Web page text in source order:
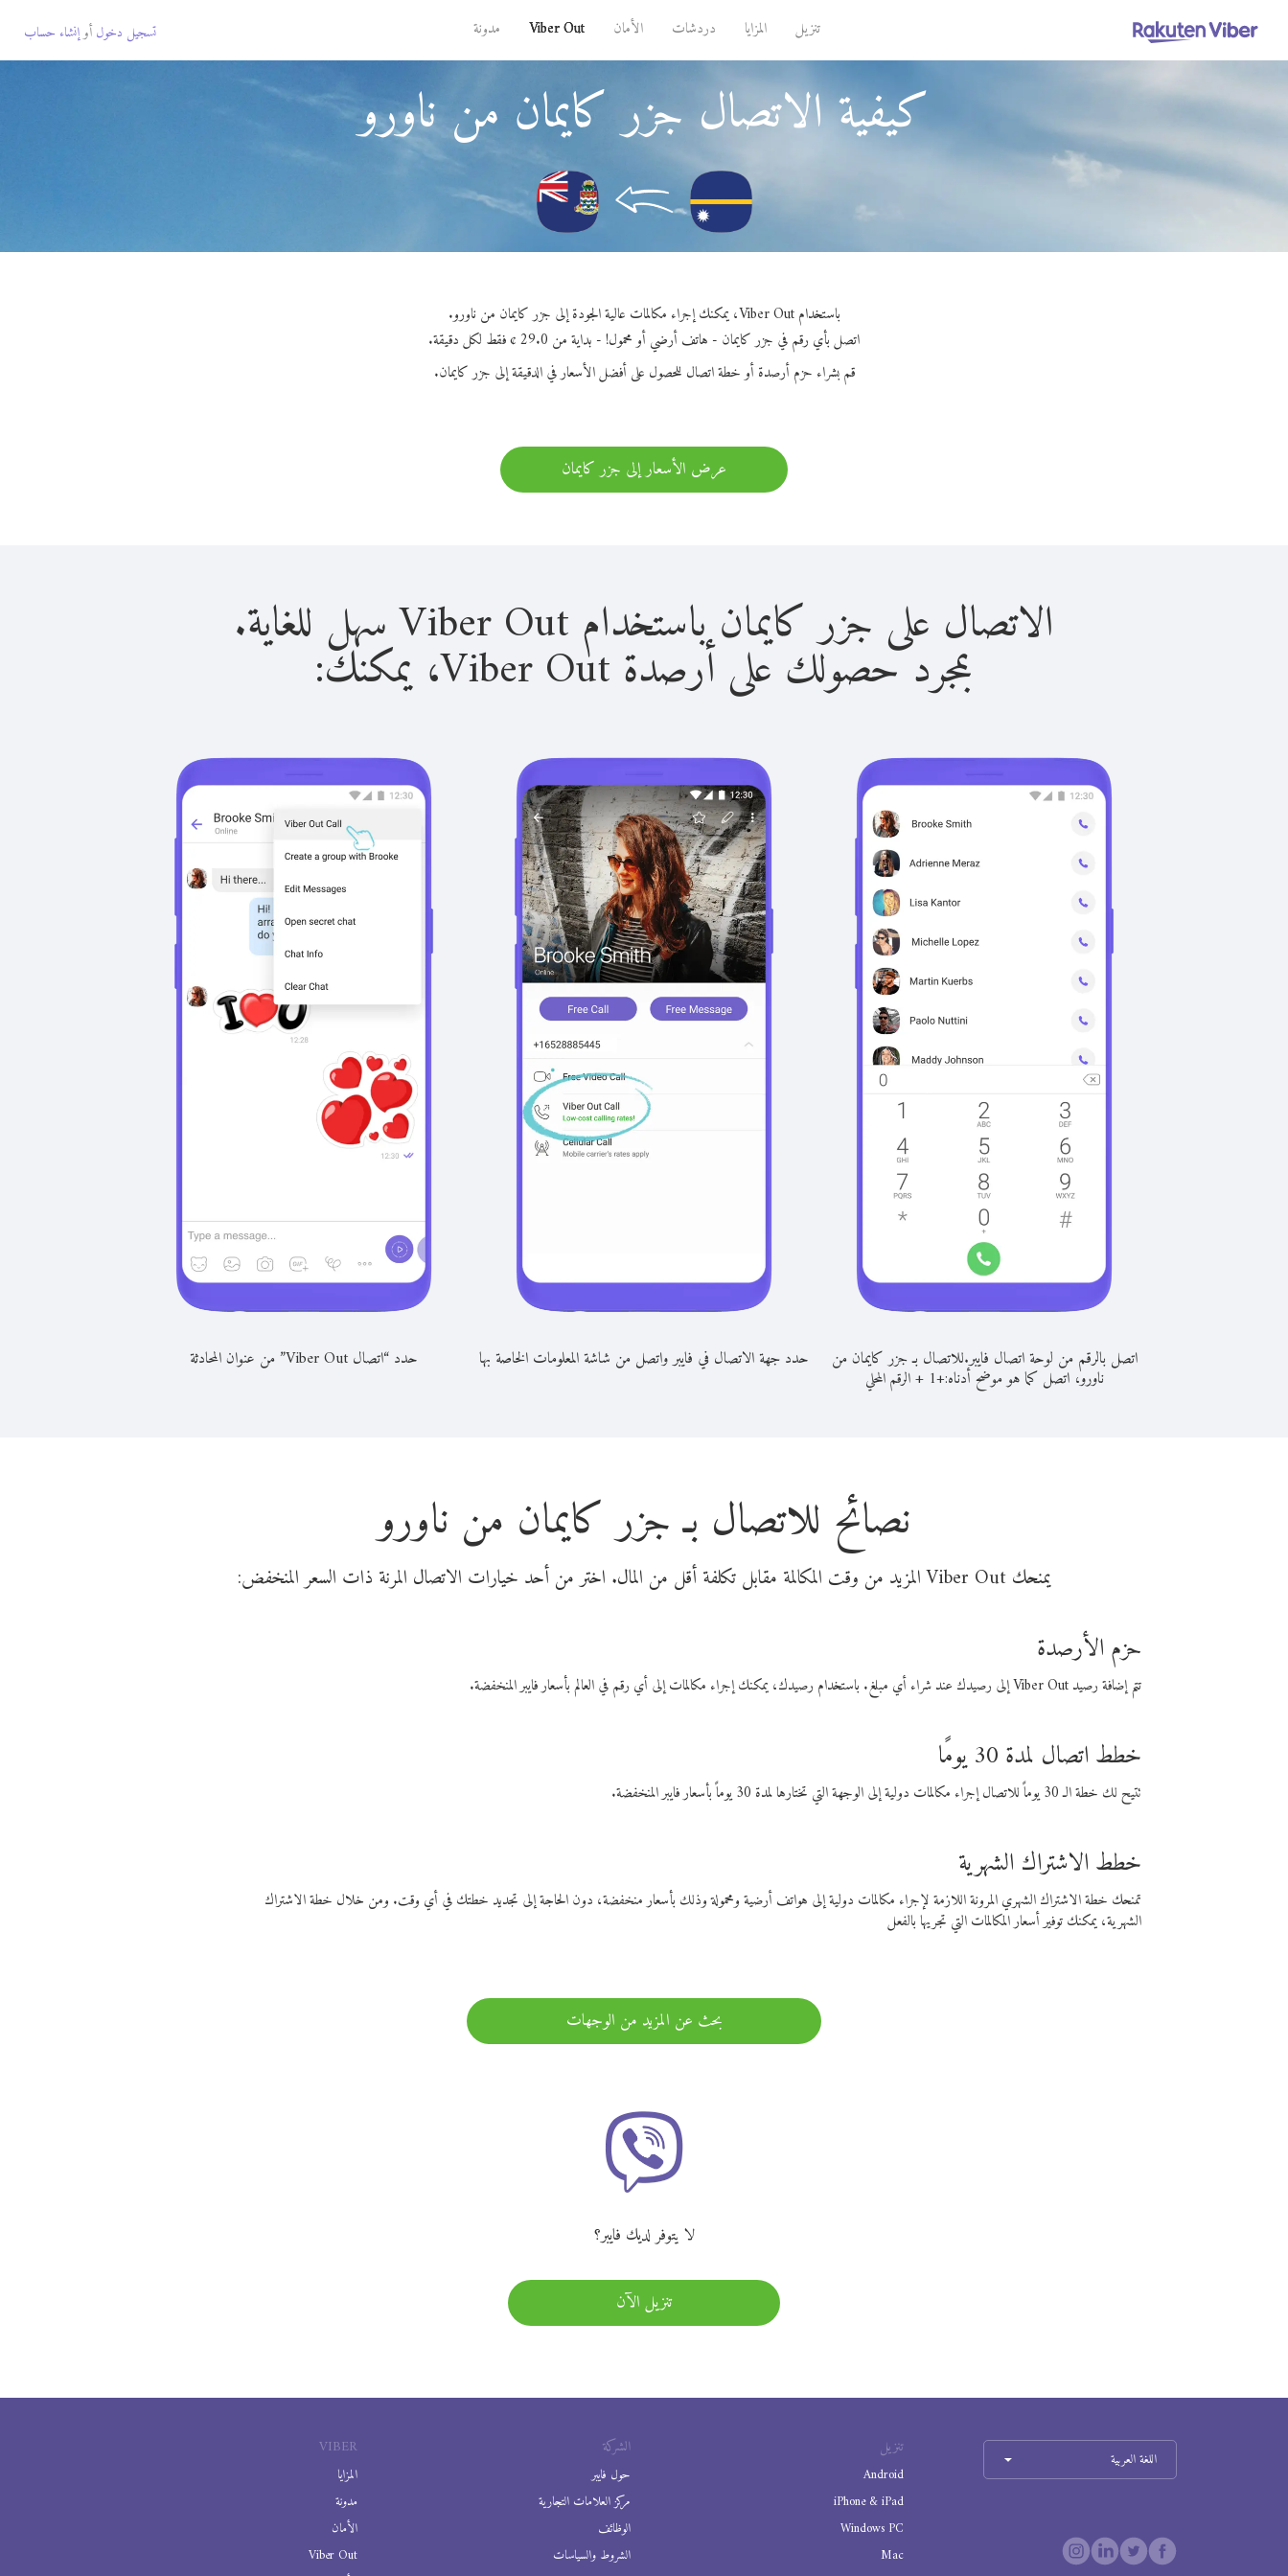
تنزيل المزايا دردشات الأمان Viber Out مدونة تسجيل دخول أوإنشاء حساب
كيفية الاتصال جزر كايمان من ناورو
باستخدام Viber Out، يمكنك إجراء مكالمات عالية الجودة إلى جزر كايمان من ناورو.
اتصل بأي رقم في جزر كايمان - هاتف أرضي أو محمول! - بداية من 29.0 ¢ فقط لكل دقيقة.
قم بشراء حزم أرصدة أو خطة اتصال للحصول على أفضل الأسعار في الدقيقة إلى جزر كايمان.
عرض الأسعار إلى جزر كايمان
الاتصال على جزر كايمان باستخدام Viber Out سهل للغاية.
بمجرد حصولك على أرصدة Viber Out، يمكنك:
اتصل بالرقم من لوحة اتصال فايبر.للاتصال بـ جزر كايمان من
ناورو، اتصل كما هو موضح أدناه:+
1
+الرقم المحلي
حدد جهة الاتصال في فايبر واتصل من شاشة المعلومات الخاصة بها حدد “اتصال Viber Out” من عنوان المحادثة
نصائح للاتصال بـ جزر كايمان من ناورو
يمنحك Viber Out المزيد من وقت المكالمة مقابل تكلفة أقل من المال. اختر من أحد خيارات الاتصال المرنة ذات السعر المنخفض:
حزم الأرصدة
تتم إضافة رصيد Viber Out إلى رصيدك عند شراء أي مبلغ. باستخدام رصيدك، يمكنك إجراء مكالمات إلى أي رقم في العالم بأسعار فايبر المنخفضة.
خطط اتصال لمدة 30 يومًا
تتيح لك خطة الـ 30 يوماً للاتصال إجراء مكالمات دولية إلى الوجهة التي تختارها لمدة 30 يوماً بأسعار فايبر المنخفضة.
خطط الاشتراك الشهرية
تمنحك خطة الاشتراك الشهري المرونة اللازمة لإجراء مكالمات دولية إلى هواتف أرضية ومحمولة وذلك بأسعار منخفضة، دون الحاجة إلى تجديد خطتك في أي وقت. ومن خلال خطة الاشتراك
الشهرية، يمكنك توفير أسعار المكالمات التي تجريها بالفعل
بحث عن المزيد من الوجهات
لا يتوفر لديك فايبر؟
تنزيل الآن
VIBER
المزايا
مدونة
الأمان
Viber Out
الشركة
حول فايبر
مركز العلامات التجارية
الوظائف
الشروط والسياسات
تنزيل
Android
iPhone & iPad
Windows PC
Mac
اللغة العربية